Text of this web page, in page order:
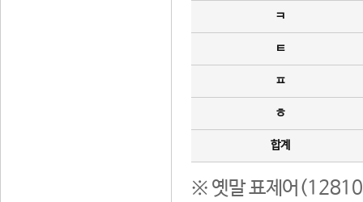
ㅋ
ㅌ
ㅍ
ㅎ
합계
※ 옛말 표제어(12810